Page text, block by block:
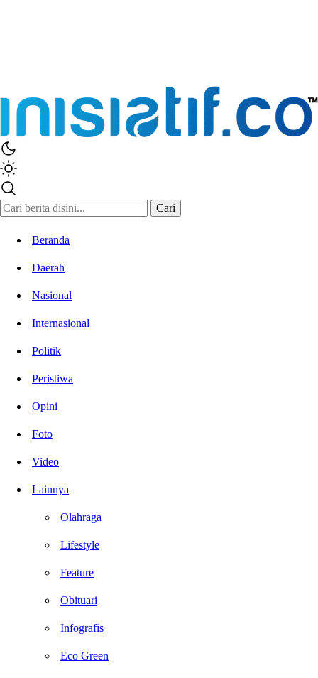
Inisiatif.co
Stay Connected Stay Informed
Cari
Beranda
Daerah
Nasional
Internasional
Politik
Peristiwa
Opini
Foto
Video
Lainnya
Olahraga
Lifestyle
Feature
Obituari
Infografis
Eco Green